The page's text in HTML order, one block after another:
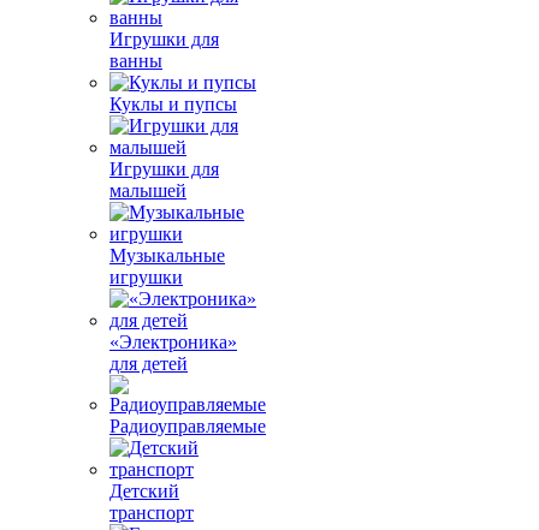
Игрушки для
ванны
Куклы и пупсы
Игрушки для
малышей
Музыкальные
игрушки
«Электроника»
для детей
Радиоуправляемые
Детский
транспорт